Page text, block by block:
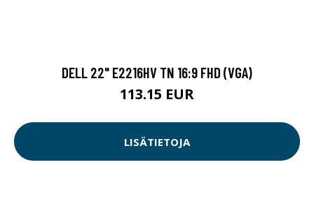
DELL 22" E2216HV TN 16:9 FHD (VGA)
113.15 EUR
LISÄTIETOJA